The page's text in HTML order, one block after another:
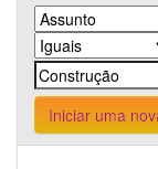
Iniciar uma